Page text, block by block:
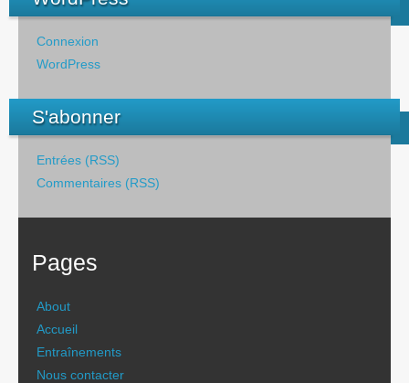
Connexion
WordPress
S'abonner
Entrées (RSS)
Commentaires (RSS)
Pages
About
Accueil
Entraînements
Nous contacter